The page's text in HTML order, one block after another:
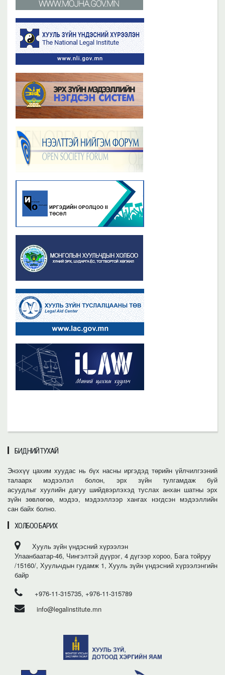
БИДНИЙ ТУХАЙ
Энэхүү цахим хуудас нь бүх насны иргэдэд төрийн үйлчилгээний
талаарх мэдээлэл болон, эрх зүйн тулгамдаж буй
асуудлыг хуулийн дагуу шийдвэрлэхэд туслах анхан шатны эрх
зүйн зөвлөгөө, мэдээ, мэдээллээр хангах нэгдсэн мэдээллийн
сан байх болно.
ХОЛБОО БАРИХ
Хууль зүйн үндэсний хүрээлэн
Улаанбаатар-46, Чингэлтэй дүүрэг, 4 дүгээр хороо, Бага тойруу
/15160/, Хуульчдын гудамж 1, Хууль зүйн үндэсний хүрээлэнгийн
байр
+976-11-315735, +976-11-315789
info@legalinstitute.mn